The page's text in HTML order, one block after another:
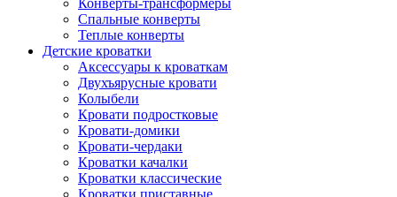
Конверты-трансформеры
Спальные конверты
Теплые конверты
Детские кроватки
Аксессуары к кроваткам
Двухъярусные кровати
Колыбели
Кровати подростковые
Кровати-домики
Кровати-чердаки
Кроватки качалки
Кроватки классические
Кроватки приставные